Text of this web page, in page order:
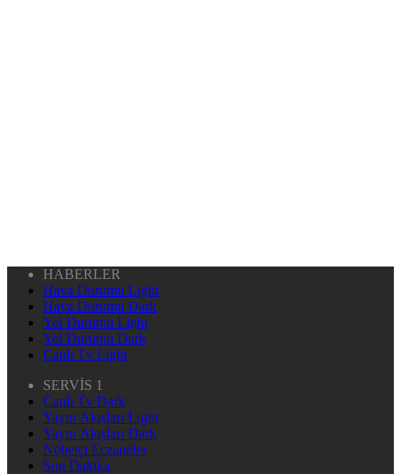
HABERLER
Hava Durumu Light
Hava Durumu Dark
Yol Durumu Light
Yol Durumu Dark
Canlı Tv Light
SERVİS 1
Canlı Tv Dark
Yayın Akışları Light
Yayın Akışları Dark
Nöbetçi Eczaneler
Son Dakika